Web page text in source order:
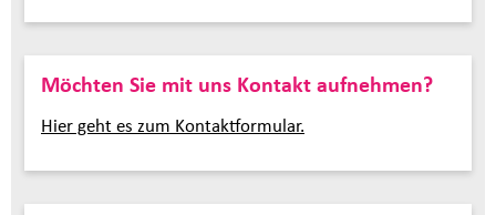
Möchten Sie mit uns Kontakt aufnehmen?
Hier geht es zum Kontaktformular.